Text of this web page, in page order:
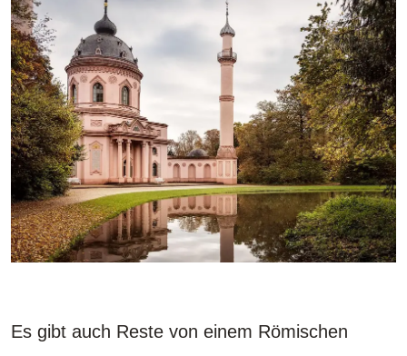
Es gibt auch Reste von einem Römischen